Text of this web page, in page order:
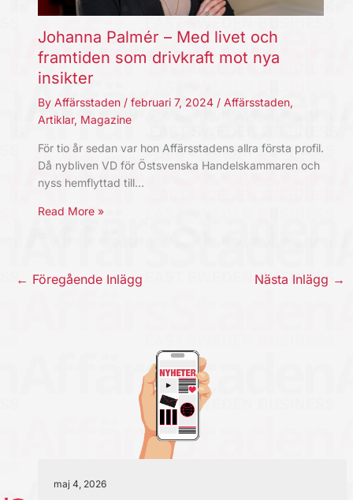
Johanna Palmér – Med livet och
framtiden som drivkraft mot nya
insikter
By Affärsstaden / februari 7, 2024 / Affärsstaden,
Artiklar, Magazine
För tio år sedan var hon Affärsstadens allra första profil.
Då nybliven VD för Östsvenska Handelskammaren och
nyss hemflyttad till…
Read More »
← Föregående Inlägg Nästa Inlägg →
maj 4, 2026